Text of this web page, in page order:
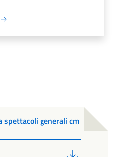
spettacoli generali cm